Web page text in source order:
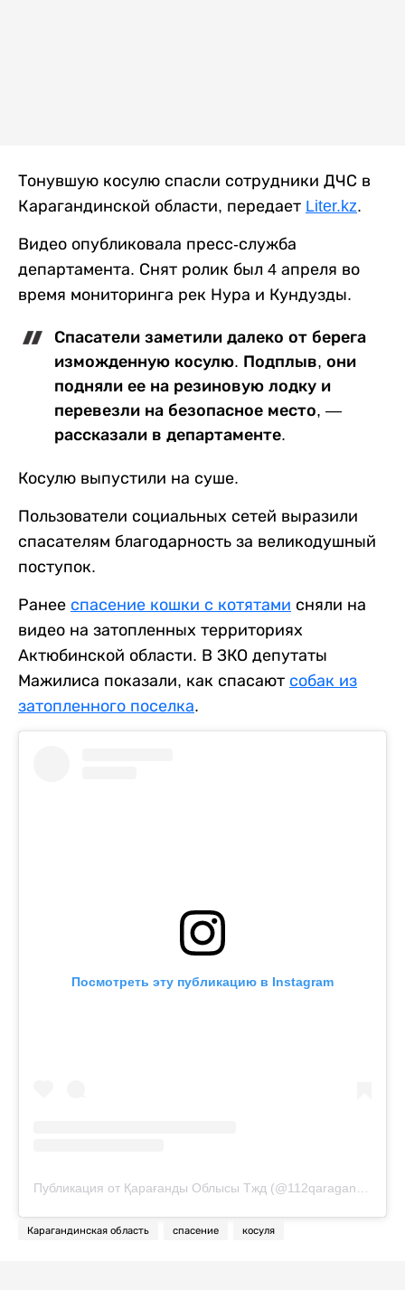
Тонувшую косулю спасли сотрудники ДЧС в
Карагандинской области, передает Liter.kz.
Видео опубликовала пресс-служба
департамента. Снят ролик был 4 апреля во
время мониторинга рек Нура и Кундузды.
Спасатели заметили далеко от берега
изможденную косулю. Подплыв, они
подняли ее на резиновую лодку и
перевезли на безопасное место, —
рассказали в департаменте.
Косулю выпустили на суше.
Пользователи социальных сетей выразили
спасателям благодарность за великодушный
поступок.
Ранее спасение кошки с котятами сняли на
видео на затопленных территориях
Актюбинской области. В ЗКО депутаты
Мажилиса показали, как спасают собак из
затопленного поселка.
Посмотреть эту публикацию в Instagram
Карагандинская область спасение косуля